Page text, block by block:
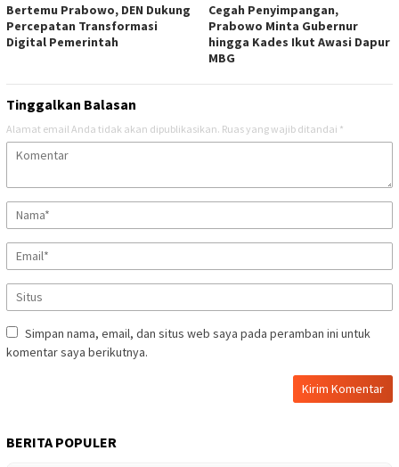
Bertemu Prabowo, DEN Dukung
Percepatan Transformasi
Digital Pemerintah
Cegah Penyimpangan,
Prabowo Minta Gubernur
hingga Kades Ikut Awasi Dapur
MBG
Tinggalkan Balasan
Alamat email Anda tidak akan dipublikasikan. Ruas yang wajib ditandai *
Simpan nama, email, dan situs web saya pada peramban ini untuk
komentar saya berikutnya.
BERITA POPULER